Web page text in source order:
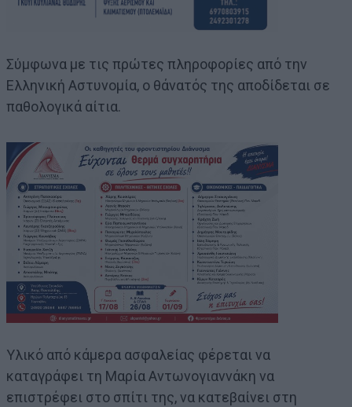
Σύμφωνα με τις πρώτες πληροφορίες από την
Ελληνική Αστυνομία, ο θάνατός της αποδίδεται σε
παθολογικά αίτια.
Υλικό από κάμερα ασφαλείας φέρεται να
καταγράφει τη Μαρία Αντωνογιαννάκη να
επιστρέφει στο σπίτι της, να κατεβαίνει στη